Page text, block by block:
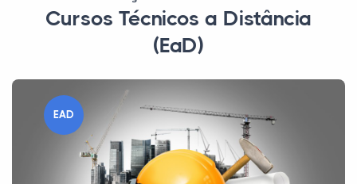
Cursos Técnicos a Distância
(EaD)
EAD